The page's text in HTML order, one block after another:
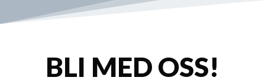
BLI MED OSS!